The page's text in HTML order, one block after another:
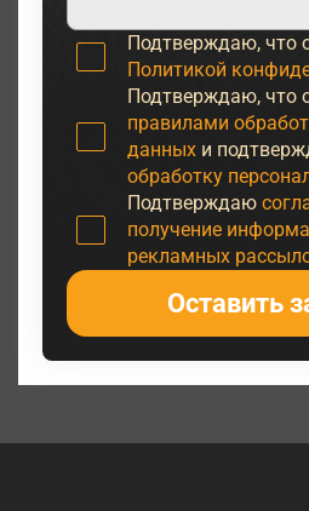
Подтверждаю, что
Политикой
Подтверждаю, что
правилами
данныхи
обработку
Подтверждаю
получение
рекламных
Оставить